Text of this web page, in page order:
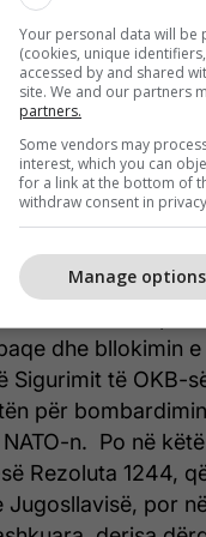
Si mund të
arrijmë vetëm
tjetrit, shtetin,
për rolin e
Kosovën.
të ulur tensionet
Këtu duhet të
kur të
dhe bllokimin
Sigurimit të OKB-
për
n. Po në
Rezoluta 1244,
Jugosllavisë, por
Your personal data will
(cookies, unique
accessed by and shared
site. We and our partners
partners.
Some vendors may
interest, which you can
for a link at the bottom of
withdraw consent in
Manage options